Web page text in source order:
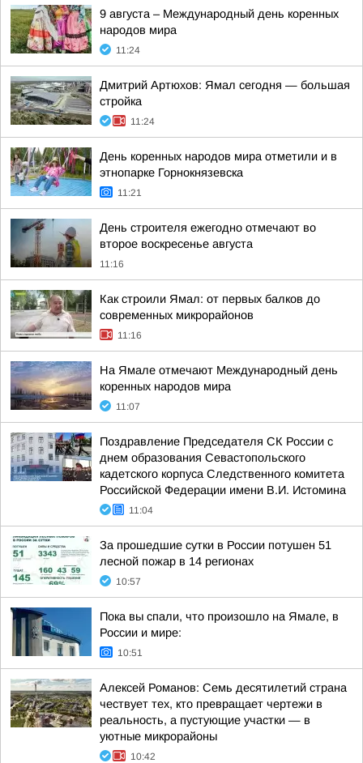
9 августа – Международный день коренных
народов мира
11:24
Дмитрий Артюхов: Ямал сегодня — большая
стройка
11:24
День коренных народов мира отметили и в
этнопарке Горнокнязевска
11:21
День строителя ежегодно отмечают во
второе воскресенье августа
11:16
Как строили Ямал: от первых балков до
современных микрорайонов
11:16
На Ямале отмечают Международный день
коренных народов мира
11:07
Поздравление Председателя СК России с
днем образования Севастопольского
кадетского корпуса Следственного комитета
Российской Федерации имени В.И. Истомина
11:04
За прошедшие сутки в России потушен 51
лесной пожар в 14 регионах
10:57
Пока вы спали, что произошло на Ямале, в
России и мире:
10:51
Алексей Романов: Семь десятилетий страна
чествует тех, кто превращает чертежи в
реальность, а пустующие участки — в
уютные микрорайоны
10:42